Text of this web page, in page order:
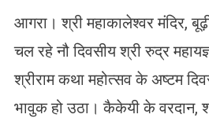
आगरा। श्री महाकालेश्वर मंदिर,
चल रहे नौ दिवसीय श्री रुद्र
श्रीराम कथा महोत्सव के अष्टम
भावुक हो उठा। कैकेयी के वरदान,